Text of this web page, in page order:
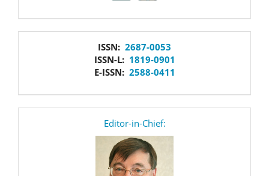
ISSN: 2687-0053
ISSN-L: 1819-0901
E-ISSN: 2588-0411
Editor-in-Chief: